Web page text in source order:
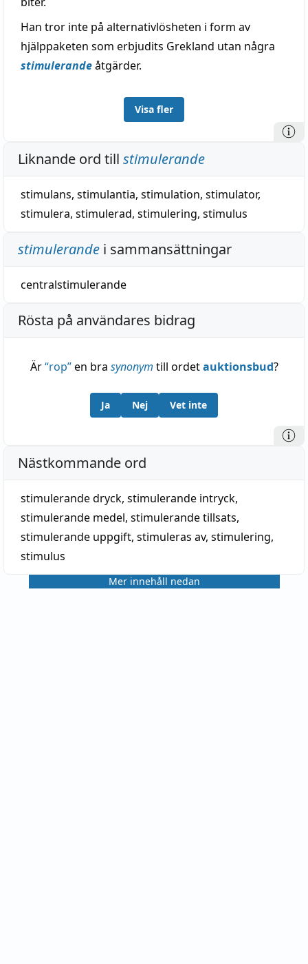
Han tror inte på alternativlösheten i form av
hjälppaketen som erbjudits Grekland utan några
stimulerandeåtgärder.
Visa fler
Liknande ord till stimulerande
stimulans, stimulantia, stimulation, stimulator,
stimulera, stimulerad, stimulering, stimulus
stimulerande i sammansättningar
centralstimulerande
Rösta på användares bidrag
Är“rop”en bra synonym till ordetauktionsbud?
Ja Nej Vet inte
Nästkommande ord
stimulerande dryck, stimulerande intryck,
stimulerande medel, stimulerande tillsats,
stimulerande uppgift, stimuleras av, stimulering,
stimulus
Mer innehåll nedan